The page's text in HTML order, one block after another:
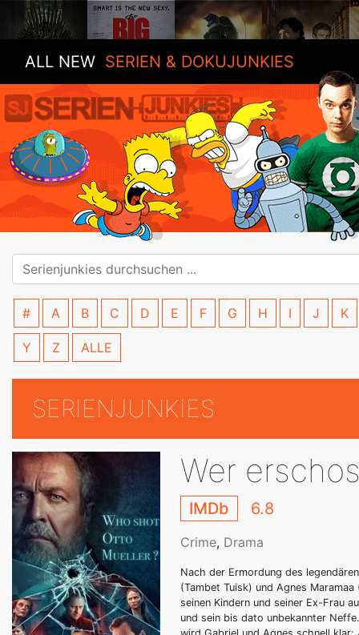
ALL NEW SERIEN & DOKUJUNKIES
# A B C D E F G H I J K
Y Z ALLE
SERIENJUNKIES
Wer
IMDb 6.8
Crime, Drama
Nach der Ermordung des
(Tambet Tuisk) und Agnes
seinen Kindern und seiner Ex-Frau
und sein bis dato unbekannter